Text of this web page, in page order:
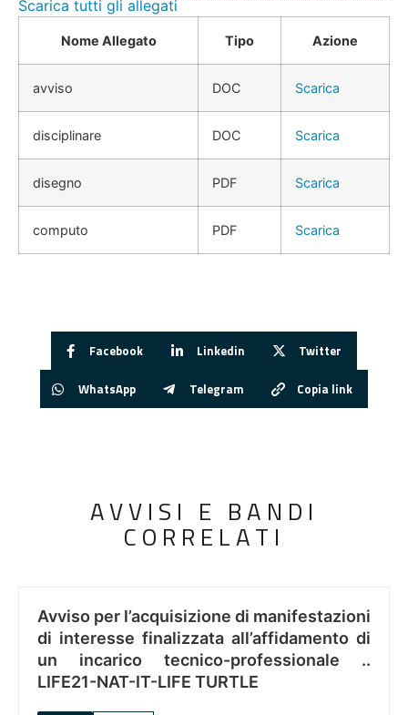
Scarica tutti gli allegati
Nome Allegato Tipo Azione
avviso DOC Scarica
disciplinare DOC Scarica
disegno PDF Scarica
computo PDF Scarica
Facebook Linkedin Twitter
WhatsApp Telegram Copia link
AVVISI E BANDI
CORRELATI
Avviso per l’acquisizione di manifestazioni
di interesse finalizzata all’affidamento di
un incarico tecnico-professionale ..
LIFE21-NAT-IT-LIFE TURTLE